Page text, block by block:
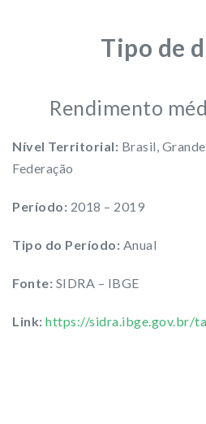
Tipo de
Rendimento
Nível Territorial: Brasil,
Federação
Período: 2018 – 2019
Tipo do Período: Anual
Fonte: SIDRA – IBGE
Link: https://sidra.ibge.gov.br/